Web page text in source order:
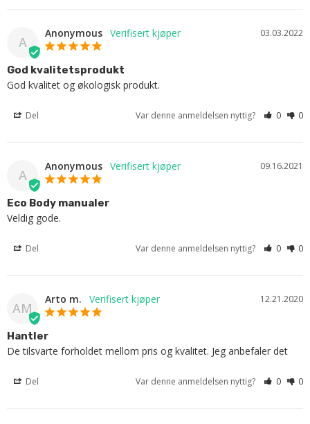
A
03.03.2022
Anonymous
God kvalitetsprodukt
God kvalitet og økologisk produkt.
Del Var denne anmeldelsen nyttig? 0 0
A
09.16.2021
Anonymous
Eco Body manualer
Veldig gode.
Del Var denne anmeldelsen nyttig? 0 0
AM
12.21.2020
Arto m.
Hantler
De tilsvarte forholdet mellom pris og kvalitet. Jeg anbefaler det
Del Var denne anmeldelsen nyttig? 0 0